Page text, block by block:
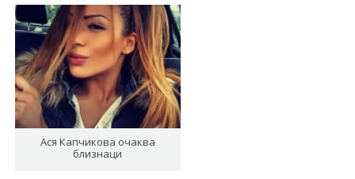
Ася Капчикова очаква
близнаци